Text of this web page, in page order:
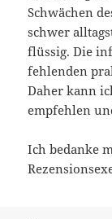
Schwächen
schwer
flüssig. Die
fehlenden
Daher kann
empfehlen
Ich bedanke